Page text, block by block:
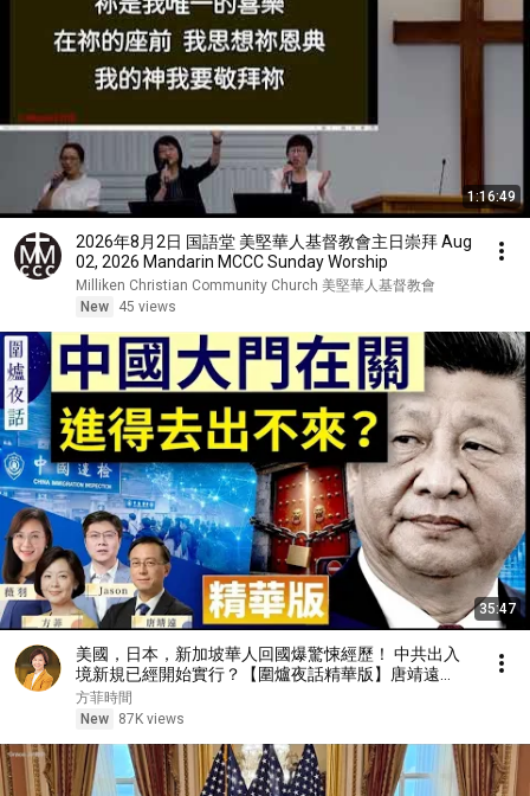
1:16:49
2026年8月2日 国語堂 美堅華人基督教會主日崇拜 Aug
02, 2026 Mandarin MCCC Sunday Worship
Milliken Christian Community Church 美堅華人基督教會
New
45 views
35:47
美國，日本，新加坡華人回國爆驚悚經歷！ 中共出入
境新規已經開始實行？【圍爐夜話精華版】唐靖遠
Jason 薇羽 方菲
方菲時間
New
87K views